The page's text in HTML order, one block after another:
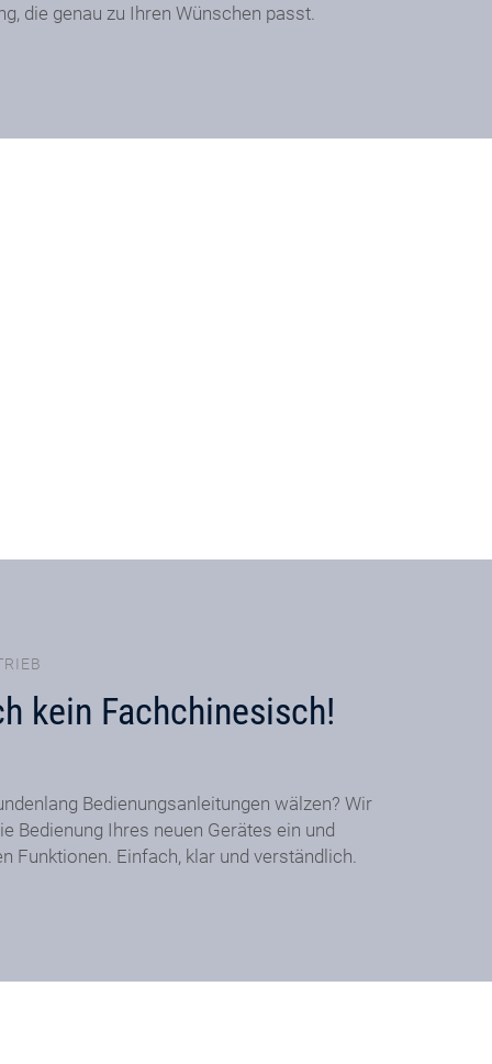
die genau zu Ihren Wünschen passt.
kein Fachchinesisch!
Bedienungsanleitungen wälzen? Wir
Bedienung Ihres neuen Gerätes ein und
Funktionen. Einfach, klar und verständlich.